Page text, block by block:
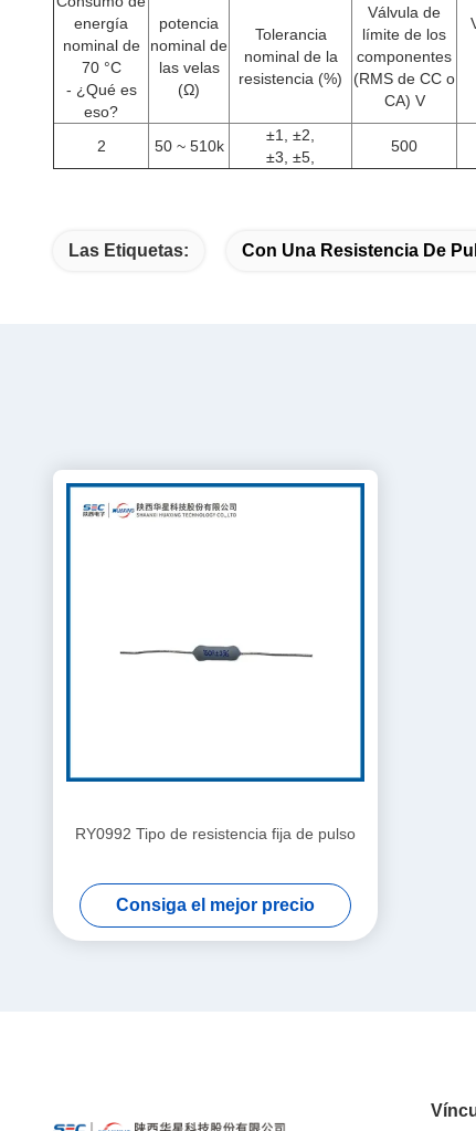
energía
nominal de
70 °C
- ¿Qué es
eso?
potencia
nominal de
las velas
(Ω)
Tolerancia
nominal de la
resistencia (%)
Válvula de
límite de los
componentes
(RMS de CC o
CA) V
2 50 ~ 510k
±1, ±2,
±3, ±5,
500
Las Etiquetas: Con Una Resistencia De
RY0992 Tipo de resistencia fija de pulso
Consiga el mejor precio